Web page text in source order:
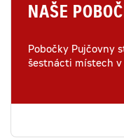
NAŠE
Pobočky Pujčovny
šestnácti místech v